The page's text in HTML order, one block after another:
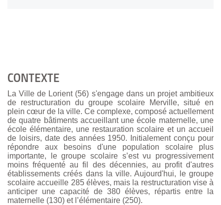
CONTEXTE
La Ville de Lorient (56) s'engage dans un projet ambitieux
de restructuration du groupe scolaire Merville, situé en
plein cœur de la ville. Ce complexe, composé actuellement
de quatre bâtiments accueillant une école maternelle, une
école élémentaire, une restauration scolaire et un accueil
de loisirs, date des années 1950. Initialement conçu pour
répondre aux besoins d'une population scolaire plus
importante, le groupe scolaire s’est vu progressivement
moins fréquenté au fil des décennies, au profit d'autres
établissements créés dans la ville. Aujourd'hui, le groupe
scolaire accueille 285 élèves, mais la restructuration vise à
anticiper une capacité de 380 élèves, répartis entre la
maternelle (130) et l’élémentaire (250).